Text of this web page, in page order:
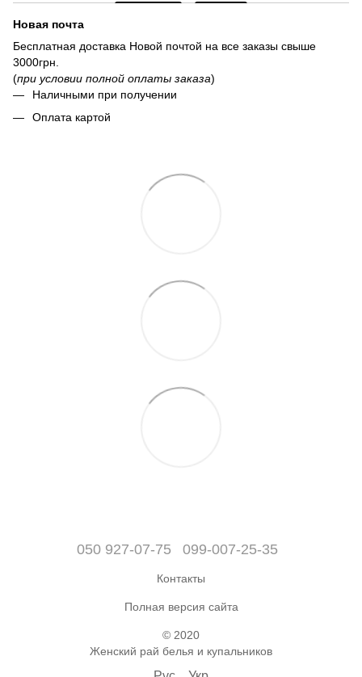
Новая почта
Бесплатная доставка Новой почтой на все заказы свыше
3000грн.
(при условии полной оплаты заказа)
Наличными при получении
Оплата картой
050 927-07-75 099-007-25-35
Контакты
Полная версия сайта
© 2020
Женский рай белья и купальников